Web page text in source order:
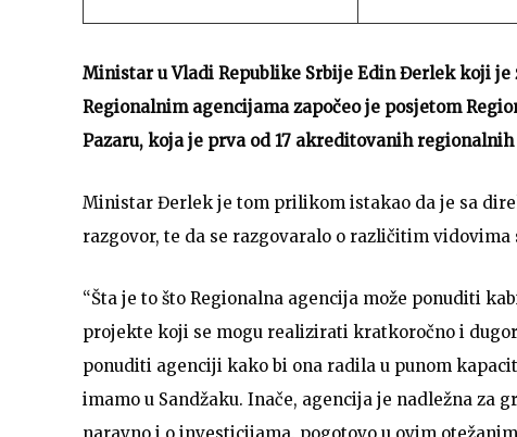
Ministar u Vladi Republike Srbije Edin Đerlek koji
Regionalnim agencijama započeo je posjetom
Pazaru, koja je prva od 17 akreditovanih
Ministar Đerlek je tom prilikom istakao da je sa
razgovor, te da se razgovaralo o različitim vidovima
“Šta je to što Regionalna agencija može ponuditi
projekte koji se mogu realizirati kratkoročno i
ponuditi agenciji kako bi ona radila u punom
imamo u Sandžaku. Inače, agencija je nadležna za